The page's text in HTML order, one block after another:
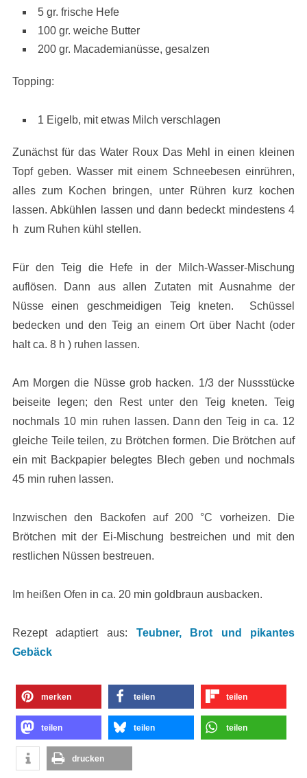
5 gr. frische Hefe
100 gr. weiche Butter
200 gr. Macademianüsse, gesalzen
Topping:
1 Eigelb, mit etwas Milch verschlagen
Zunächst für das Water Roux Das Mehl in einen kleinen
Topf geben. Wasser mit einem Schneebesen einrühren,
alles zum Kochen bringen, unter Rühren kurz kochen
lassen. Abkühlen lassen und dann bedeckt mindestens 4
h zum Ruhen kühl stellen.
Für den Teig die Hefe in der Milch-Wasser-Mischung
auflösen. Dann aus allen Zutaten mit Ausnahme der
Nüsse einen geschmeidigen Teig kneten. Schüssel
bedecken und den Teig an einem Ort über Nacht (oder
halt ca. 8 h ) ruhen lassen.
Am Morgen die Nüsse grob hacken. 1/3 der Nussstücke
beiseite legen; den Rest unter den Teig kneten. Teig
nochmals 10 min ruhen lassen. Dann den Teig in ca. 12
gleiche Teile teilen, zu Brötchen formen. Die Brötchen auf
ein mit Backpapier belegtes Blech geben und nochmals
45 min ruhen lassen.
Inzwischen den Backofen auf 200 °C vorheizen. Die
Brötchen mit der Ei-Mischung bestreichen und mit den
restlichen Nüssen bestreuen.
Im heißen Ofen in ca. 20 min goldbraun ausbacken.
Rezept adaptiert aus: Teubner, Brot und pikantes
Gebäck
merken teilen teilen
teilen teilen teilen
drucken